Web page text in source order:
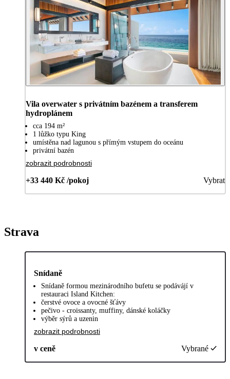
Vila overwater s privátním bazénem a transferem
hydroplánem
cca 194 m²
1 lůžko typu King
umístěna nad lagunou s přímým vstupem do oceánu
privátní bazén
zobrazit podrobnosti
+33 440 Kč /pokoj Vybrat
Strava
Snídaně
Snídaně formou mezinárodního bufetu se podávájí v
restauraci Island Kitchen:
čerstvé ovoce a ovocné šťávy
pečivo - croissanty, muffiny, dánské koláčky
výběr sýrů a uzenin
zobrazit podrobnosti
v ceně Vybrané